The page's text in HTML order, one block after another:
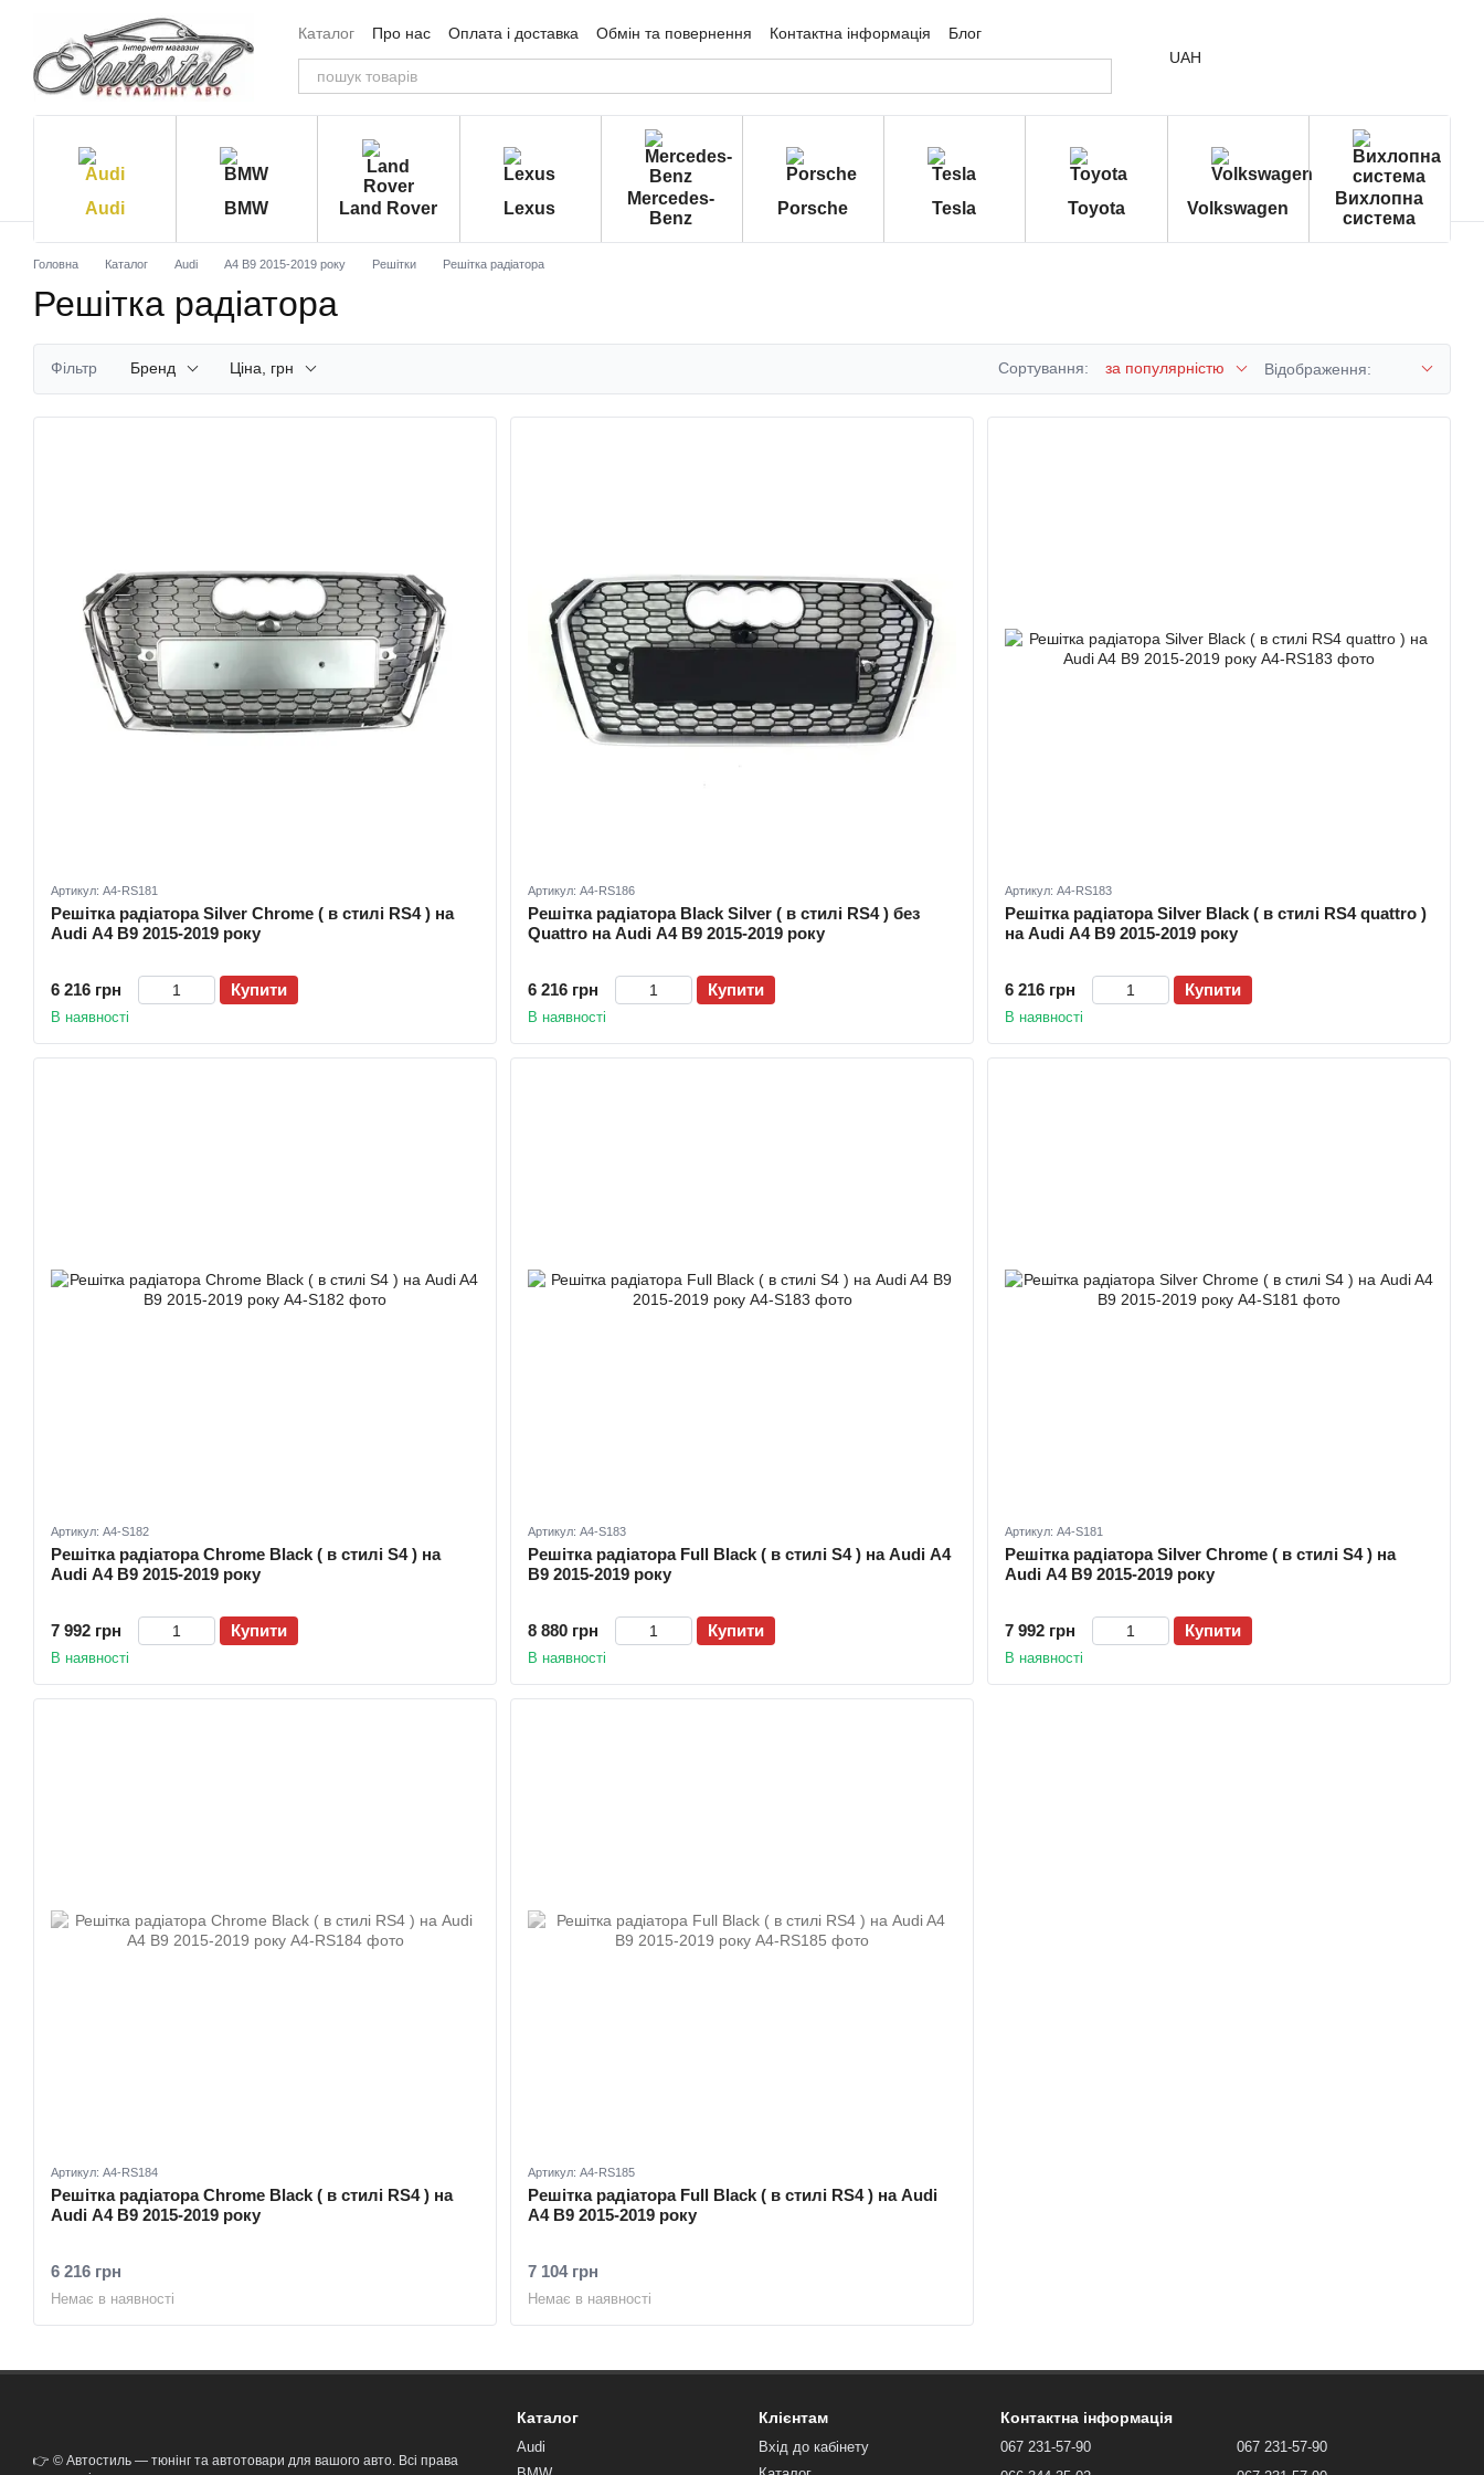
Перейти до основного контенту
Каталог
Про нас Оплата і доставка Обмін та повернення Контактна інформація
Блог
Угода користувача
Відгуки про магазин UAH
Audi BMW Land Rover Lexus
Mercedes-
Benz
Porsche Tesla Toyota Volkswagen
Вихлопна
система
Головна Каталог Audi A4 B9 2015-2019 року Решітки Решітка радіатора
Решітка радіатора
Фільтр Бренд Ціна, грн Сортування: за популярністю Відображення:
Артикул: A4-RS181
Решітка радіатора Silver Chrome ( в стилі RS4 ) на
Audi A4 B9 2015-2019 року
6 216 грн Купити
В наявності
Артикул: A4-RS186
Решітка радіатора Black Silver ( в стилі RS4 ) без
Quattro на Audi A4 B9 2015-2019 року
6 216 грн Купити
В наявності
Артикул: A4-RS183
Решітка радіатора Silver Black ( в стилі RS4 quattro )
на Audi A4 B9 2015-2019 року
6 216 грн Купити
В наявності
Артикул: A4-S182
Решітка радіатора Chrome Black ( в стилі S4 ) на
Audi A4 B9 2015-2019 року
7 992 грн Купити
В наявності
Артикул: A4-S183
Решітка радіатора Full Black ( в стилі S4 ) на Audi A4
B9 2015-2019 року
8 880 грн Купити
В наявності
Артикул: A4-S181
Решітка радіатора Silver Chrome ( в стилі S4 ) на
Audi A4 B9 2015-2019 року
7 992 грн Купити
В наявності
Артикул: A4-RS184
Решітка радіатора Chrome Black ( в стилі RS4 ) на
Audi A4 B9 2015-2019 року
6 216 грн
Немає в наявності
Артикул: A4-RS185
Решітка радіатора Full Black ( в стилі RS4 ) на Audi
A4 B9 2015-2019 року
7 104 грн
Немає в наявності
👉 © Автостиль — тюнінг та автотовари для вашого авто. Всі права
Каталог
Audi
Клієнтам
Вхід до кабінету
Контактна інформація
067 231-57-90
067 231-57-90